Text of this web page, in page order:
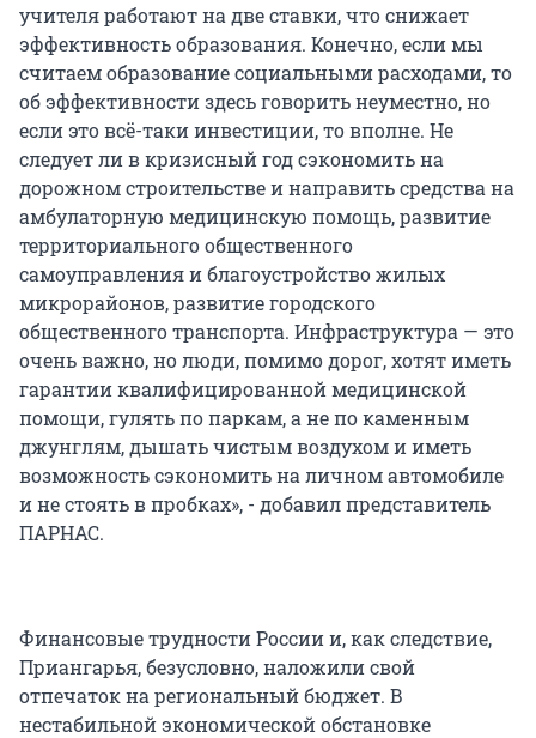
учителя работают на две ставки, что снижает
эффективность образования. Конечно, если мы
считаем образование социальными расходами, то
об эффективности здесь говорить неуместно, но
если это всё-таки инвестиции, то вполне. Не
следует ли в кризисный год сэкономить на
дорожном строительстве и направить средства на
амбулаторную медицинскую помощь, развитие
территориального общественного
самоуправления и благоустройство жилых
микрорайонов, развитие городского
общественного транспорта. Инфраструктура — это
очень важно, но люди, помимо дорог, хотят иметь
гарантии квалифицированной медицинской
помощи, гулять по паркам, а не по каменным
джунглям, дышать чистым воздухом и иметь
возможность сэкономить на личном автомобиле
и не стоять в пробках», - добавил представитель
ПАРНАС.
Финансовые трудности России и, как следствие,
Приангарья, безусловно, наложили свой
отпечаток на региональный бюджет. В
нестабильной экономической обстановке